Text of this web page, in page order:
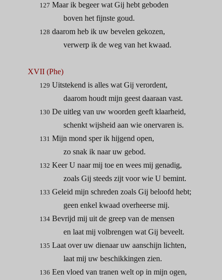
127 Maar ik begeer wat Gij hebt geboden
boven het fijnste goud.
128 daarom heb ik uw bevelen gekozen,
verwerp ik de weg van het kwaad.
XVII (Phe)
129 Uitstekend is alles wat Gij verordent,
daarom houdt mijn geest daaraan vast.
130 De uitleg van uw woorden geeft klaarheid,
schenkt wijsheid aan wie onervaren is.
131 Mijn mond sper ik hijgend open,
zo snak ik naar uw gebod.
132 Keer U naar mij toe en wees mij genadig,
zoals Gij steeds zijt voor wie U bemint.
133 Geleid mijn schreden zoals Gij beloofd hebt;
geen enkel kwaad overheerse mij.
134 Bevrijd mij uit de greep van de mensen
en laat mij volbrengen wat Gij beveelt.
135 Laat over uw dienaar uw aanschijn lichten,
laat mij uw beschikkingen zien.
136 Een vloed van tranen welt op in mijn ogen,